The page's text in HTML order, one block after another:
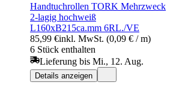
Handtuchrollen TORK Mehrzweck
2-lagig hochweiß
L160xB215ca.mm 6RL./VE
85,99 €inkl. MwSt. (0,09 € / m)
6 Stück enthalten
Lieferung bis Mi., 12. Aug.
Details anzeigen